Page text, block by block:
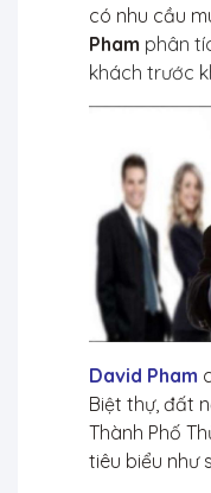
có nhu cầu
Pham phân
khách trước
David Pham
Biệt thự, đất
Thành Phố
tiêu biểu như